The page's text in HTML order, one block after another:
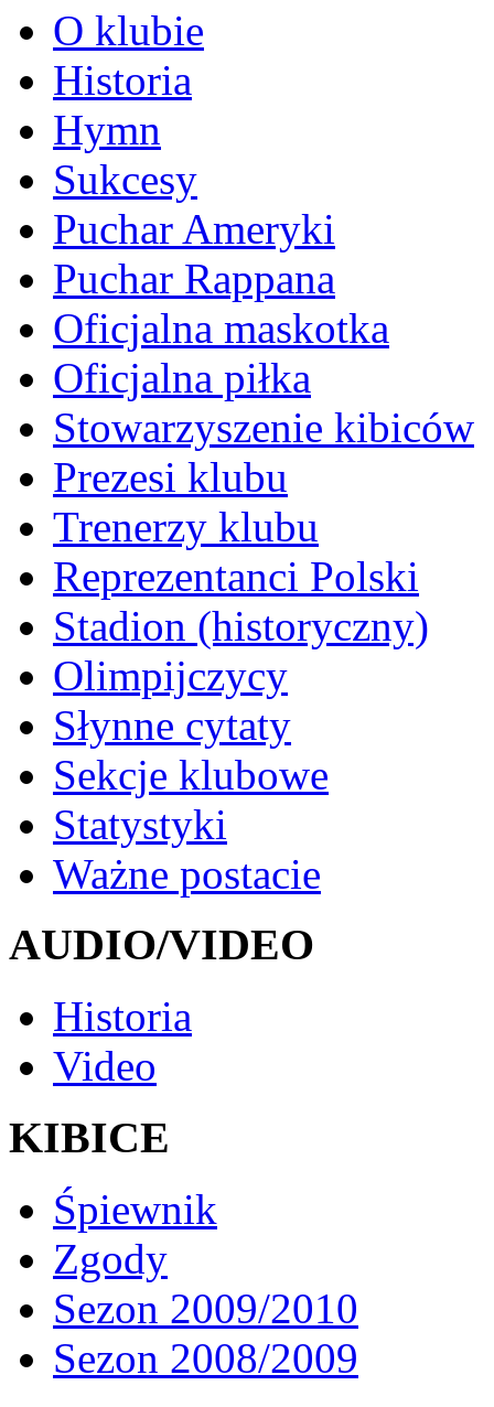
O klubie
Historia
Hymn
Sukcesy
Puchar Ameryki
Puchar Rappana
Oficjalna maskotka
Oficjalna piłka
Stowarzyszenie kibiców
Prezesi klubu
Trenerzy klubu
Reprezentanci Polski
Stadion (historyczny)
Olimpijczycy
Słynne cytaty
Sekcje klubowe
Statystyki
Ważne postacie
AUDIO/VIDEO
Historia
Video
KIBICE
Śpiewnik
Zgody
Sezon 2009/2010
Sezon 2008/2009